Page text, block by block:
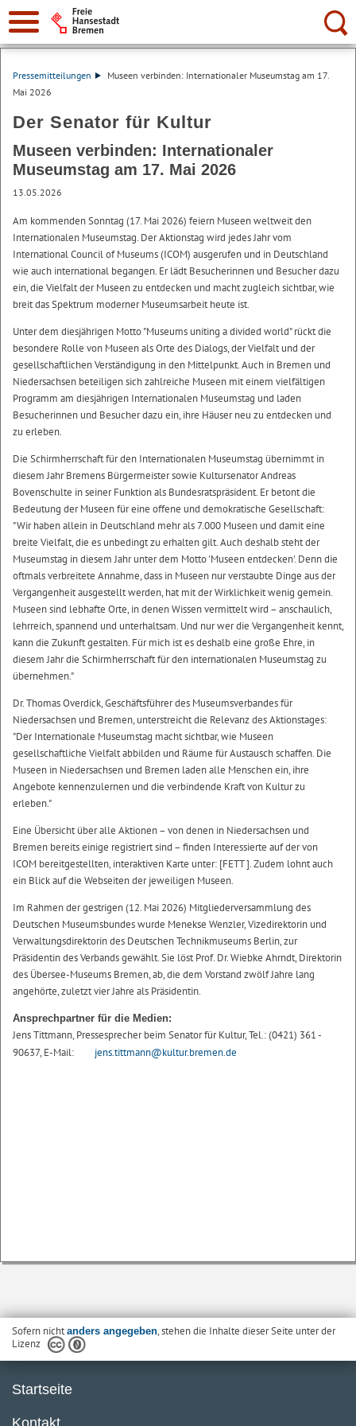
Suche:
Pressemitteilungen
Museen verbinden: Internationaler Museumstag am 17.
Mai 2026
Der Senator für Kultur
Museen verbinden: Internationaler
Museumstag am 17. Mai 2026
13.05.2026
Am kommenden Sonntag (17. Mai 2026) feiern Museen weltweit den
Internationalen Museumstag. Der Aktionstag wird jedes Jahr vom
International Council of Museums (ICOM) ausgerufen und in Deutschland
wie auch international begangen. Er lädt Besucherinnen und Besucher dazu
ein, die Vielfalt der Museen zu entdecken und macht zugleich sichtbar, wie
breit das Spektrum moderner Museumsarbeit heute ist.
Unter dem diesjährigen Motto "Museums uniting a divided world" rückt die
besondere Rolle von Museen als Orte des Dialogs, der Vielfalt und der
gesellschaftlichen Verständigung in den Mittelpunkt. Auch in Bremen und
Niedersachsen beteiligen sich zahlreiche Museen mit einem vielfältigen
Programm am diesjährigen Internationalen Museumstag und laden
Besucherinnen und Besucher dazu ein, ihre Häuser neu zu entdecken und
zu erleben.
Die Schirmherrschaft für den Internationalen Museumstag übernimmt in
diesem Jahr Bremens Bürgermeister sowie Kultursenator Andreas
Bovenschulte in seiner Funktion als Bundesratspräsident. Er betont die
Bedeutung der Museen für eine offene und demokratische Gesellschaft:
"Wir haben allein in Deutschland mehr als 7.000 Museen und damit eine
breite Vielfalt, die es unbedingt zu erhalten gilt. Auch deshalb steht der
Museumstag in diesem Jahr unter dem Motto 'Museen entdecken'. Denn die
oftmals verbreitete Annahme, dass in Museen nur verstaubte Dinge aus der
Vergangenheit ausgestellt werden, hat mit der Wirklichkeit wenig gemein.
Museen sind lebhafte Orte, in denen Wissen vermittelt wird – anschaulich,
lehrreich, spannend und unterhaltsam. Und nur wer die Vergangenheit kennt,
kann die Zukunft gestalten. Für mich ist es deshalb eine große Ehre, in
diesem Jahr die Schirmherrschaft für den internationalen Museumstag zu
übernehmen."
Dr. Thomas Overdick, Geschäftsführer des Museumsverbandes für
Niedersachsen und Bremen, unterstreicht die Relevanz des Aktionstages:
"Der Internationale Museumstag macht sichtbar, wie Museen
gesellschaftliche Vielfalt abbilden und Räume für Austausch schaffen. Die
Museen in Niedersachsen und Bremen laden alle Menschen ein, ihre
Angebote kennenzulernen und die verbindende Kraft von Kultur zu
erleben."
Eine Übersicht über alle Aktionen – von denen in Niedersachsen und
Bremen bereits einige registriert sind – finden Interessierte auf der von
ICOM bereitgestellten, interaktiven Karte unter: [FETT ]. Zudem lohnt auch
ein Blick auf die Webseiten der jeweiligen Museen.
Im Rahmen der gestrigen (12. Mai 2026) Mitgliederversammlung des
Deutschen Museumsbundes wurde Menekse Wenzler, Vizedirektorin und
Verwaltungsdirektorin des Deutschen Technikmuseums Berlin, zur
Präsidentin des Verbands gewählt. Sie löst Prof. Dr. Wiebke Ahrndt, Direktorin
des Übersee-Museums Bremen, ab, die dem Vorstand zwölf Jahre lang
angehörte, zuletzt vier Jahre als Präsidentin.
Ansprechpartner für die Medien:
Jens Tittmann, Pressesprecher beim Senator für Kultur, Tel.: (0421) 361 -
90637, E-Mail:
jens.tittmann@kultur.bremen.de
Sofern nichtanders angegeben, stehen die Inhalte dieser Seite unter der
Lizenz
Startseite
Kontakt